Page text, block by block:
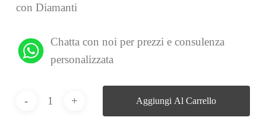
con Diamanti
Chatta con noi per prezzi e consulenza
personalizzata
Aggiungi Al Carrello